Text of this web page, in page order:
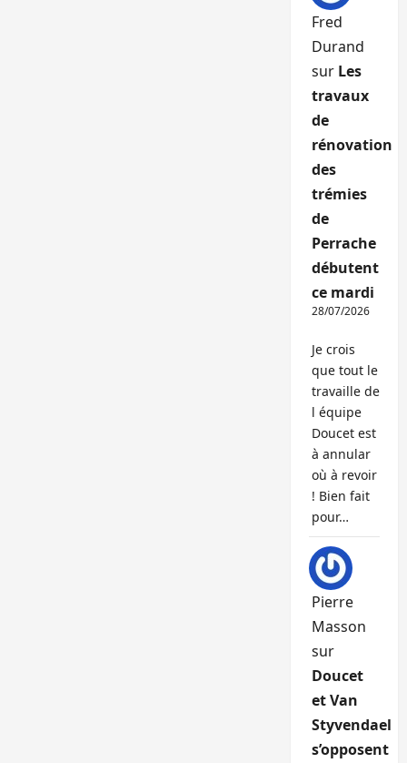
Fred
Durand
sur Les
travaux
de
rénovation
des
trémies
de
Perrache
débutent
ce mardi
28/07/2026
Je crois
que tout le
travaille de
l équipe
Doucet est
à annular
où à revoir
! Bien fait
pour…
Pierre
Masson
sur
Doucet
et Van
Styvendael
s’opposent